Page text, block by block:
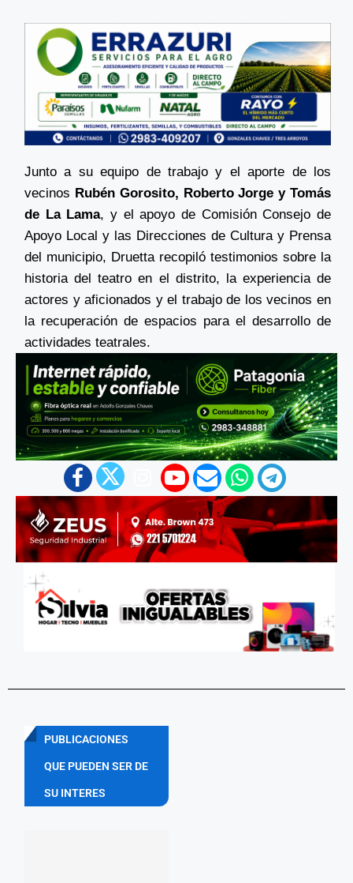
Junto a su equipo de trabajo y el aporte de los
vecinos Rubén Gorosito, Roberto Jorge y Tomás
de La Lama, y el apoyo de Comisión Consejo de
Apoyo Local y las Direcciones de Cultura y Prensa
del municipio, Druetta recopiló testimonios sobre la
historia del teatro en el distrito, la experiencia de
actores y aficionados y el trabajo de los vecinos en
la recuperación de espacios para el desarrollo de
actividades teatrales.
PUBLICACIONES
QUE PUEDEN SER DE
SU INTERES